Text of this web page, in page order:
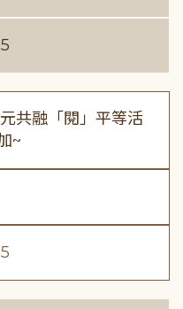
元共融「閱」平等活
~